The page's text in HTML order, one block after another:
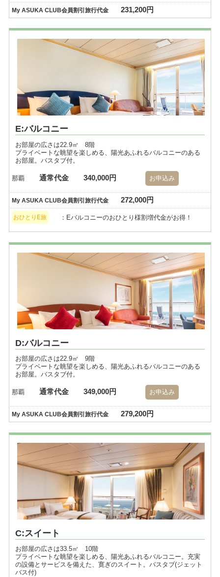
My ASUKA CLUB会員割引旅行代金 231,200円
E:バルコニー
お部屋の広さは22.9㎡ 8階
プライベートな眺望を楽しめる、陽光あふれるバルコニーのある
お部屋。バスタブ付。
那覇 通常代金 340,000円 お申込み
My ASUKA CLUB会員割引旅行代金 272,000円
おひとりE旅 ：Eバルコニーのおひとり様割増代金がお得！
D:バルコニー
お部屋の広さは22.9㎡ 9階
プライベートな眺望を楽しめる、陽光あふれるバルコニーのある
お部屋。バスタブ付。
那覇 通常代金 349,000円 お申込み
My ASUKA CLUB会員割引旅行代金 279,200円
C:スイート
お部屋の広さは33.5㎡ 10階
プライベートな眺望を楽しめる、陽光あふれるバルコニー。充実
の設備とサービスを備えた、寛ぎのスイート。バスタブ(ジェット
バス付)